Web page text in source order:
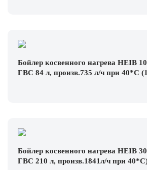
Бойлер косвенного нагрева HEIB
ГВС 84 л, произв.735 л/ч при 40*С
Бойлер косвенного нагрева HEIB
ГВС 210 л, произв.1841л/ч при